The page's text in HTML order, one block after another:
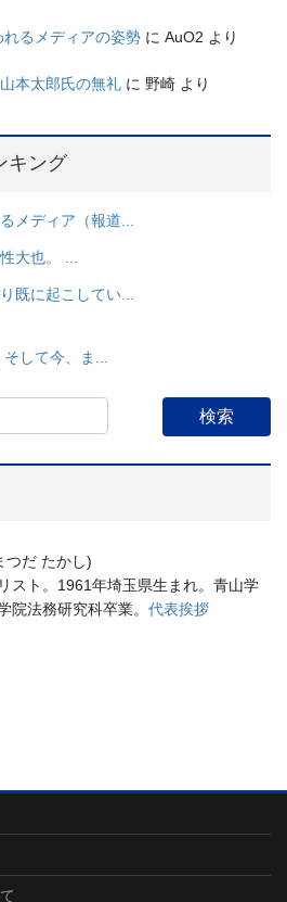
るメディアの姿勢 に AuO2 より
本太郎氏の無礼 に 野崎 より
キング
メディア（報道...
大也。 ...
既に起こしてい...
して今、ま...
つだ たかし)
スト。1961年埼玉県生まれ。青山学
院法務研究科卒業。 代表挨拶